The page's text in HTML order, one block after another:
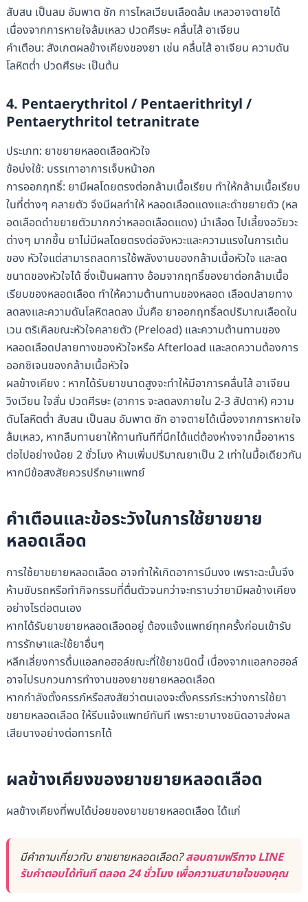
สับสน เป็นลม อัมพาต ชัก การไหลเวียนเลือดล้ม เหลวอาจตายได้
เนื่องจากการหายใจล้มเหลว ปวดศีรษะ คลื่นไส้ อาเจียน
คำเตือน: สังเกตผลข้างเคียงของยา เช่น คลื่นไส้ อาเจียน ความดัน
โลหิตต่ำ ปวดศีรษะ เป็นต้น
4. Pentaerythritol / Pentaerithrityl /
Pentaerythritol tetranitrate
ประเภท: ยาขยายหลอดเลือดหัวใจ
ข้อบ่งใช้: บรรเทาอาการเจ็บหน้าอก
การออกฤทธิ์: ยามีผลโดยตรงต่อกล้ามเนื้อเรียบ ทําให้กล้ามเนื้อเรียบ
ในที่ต่างๆ คลายตัว จึงมีผลทําให้ หลอดเลือดแดงและดําขยายตัว (หล
อดเลือดดําขยายตัวมากกว่าหลอดเลือดแดง) นําเลือด ไปเลี้ยงอวัยวะ
ต่างๆ มากขึ้น ยาไม่มีผลโดยตรงต่อจังหวะและความแรงในการเต้น
ของ หัวใจแต่สามารถลดการใช้พลังงานของกล้ามเนื้อหัวใจ และลด
ขนาดของหัวใจได้ ซึ่งเป็นผลทาง อ้อมจากฤทธิ์ของยาต่อกล้ามเนื้อ
เรียบของหลอดเลือด ทําให้ความต้านทานของหลอด เลือดปลายทาง
ลดลงและความดันโลหิตลดลง นั่นคือ ยาออกฤทธิ์ลดปริมาณเลือดใน
เวน ตริเคิลขณะหัวใจคลายตัว (Preload) และความต้านทานของ
หลอดเลือดปลายทางของหัวใจหรือ Afterload และลดความต้องการ
ออกซิเจนของกล้ามเนื้อหัวใจ
ผลข้างเคียง : หากได้รับยาขนาดสูงจะทําให้มีอาการคลื่นไส้ อาเจียน
วิงเวียน ใจสั่น ปวดศีรษะ (อาการ จะลดลงภายใน 2-3 สัปดาห์) ความ
ดันโลหิตต่ำ สับสน เป็นลม อัมพาต ชัก อาจตายได้เนื่องจากการหายใจ
ล้มเหลว, หากลืมทานยาให้ทานทันทีที่นึกได้แต่ต้องห่างจากมื้ออาหาร
ต่อไปอย่างน้อย 2 ชั่วโมง ห้ามเพิ่มปริมาณยาเป็น 2 เท่าในมื้อเดียวกัน
หากมีข้อสงสัยควรปรึกษาแพทย์
คำเตือนและข้อระวังในการใช้ยาขยาย
หลอดเลือด
การใช้ยาขยายหลอดเลือด อาจทำให้เกิดอาการมึนงง เพราะฉะนั้นจึง
ห้ามขับรถหรือทำกิจกรรมที่ตื่นตัวจนกว่าจะทราบว่ายามีผลข้างเคียง
อย่างไรต่อตนเอง
หากได้รับยาขยายหลอดเลือดอยู่ ต้องแจ้งแพทย์ทุกครั้งก่อนเข้ารับ
การรักษาและใช้ยาอื่นๆ
หลีกเลี่ยงการดื่มแอลกอฮอล์ขณะที่ใช้ยาชนิดนี้ เนื่องจากแอลกอฮอล์
อาจไปรบกวนการทำงานของยาขยายหลอดเลือด
หากกำลังตั้งครรภ์หรือสงสัยว่าตนเองจะตั้งครรภ์ระหว่างการใช้ยา
ขยายหลอดเลือด ให้รีบแจ้งแพทย์ทันที เพราะยาบางชนิดอาจส่งผล
เสียบางอย่างต่อทารกได้
ผลข้างเคียงของยาขยายหลอดเลือด
ผลข้างเคียงที่พบได้บ่อยของยาขยายหลอดเลือด ได้แก่
มีคำถามเกี่ยวกับ ยาขยายหลอดเลือด?สอบถามฟรีทาง LINE
รับคำตอบได้ทันที ตลอด 24 ชั่วโมง เพื่อความสบายใจของคุณ